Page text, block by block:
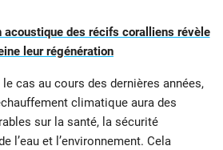
acoustique des récifs coralliens révèle
leur régénération
cas au cours des dernières années,
climatique aura des
sur la santé, la sécurité
l’eau et l’environnement. Cela